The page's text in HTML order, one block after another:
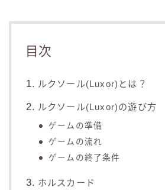
目次
ルクソール(Luxor)とは？
ルクソール(Luxor)の遊び方
ゲームの準備
ゲームの流れ
ゲームの終了条件
ホルスカード